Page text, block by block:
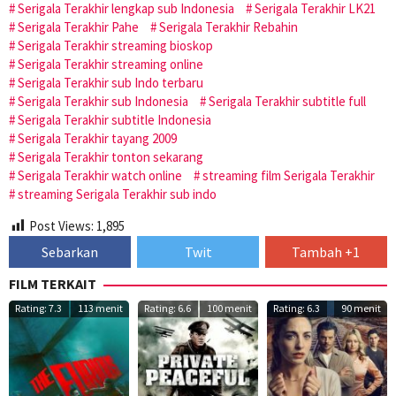
Serigala Terakhir lengkap sub Indonesia
Serigala Terakhir LK21
Serigala Terakhir Pahe
Serigala Terakhir Rebahin
Serigala Terakhir streaming bioskop
Serigala Terakhir streaming online
Serigala Terakhir sub Indo terbaru
Serigala Terakhir sub Indonesia
Serigala Terakhir subtitle full
Serigala Terakhir subtitle Indonesia
Serigala Terakhir tayang 2009
Serigala Terakhir tonton sekarang
Serigala Terakhir watch online
streaming film Serigala Terakhir
streaming Serigala Terakhir sub indo
Post Views: 1,895
Sebarkan Twit
Tambah +1
FILM TERKAIT
Rating: 7.3 113 menit Rating: 6.6 100 menit Rating: 6.3 90 menit